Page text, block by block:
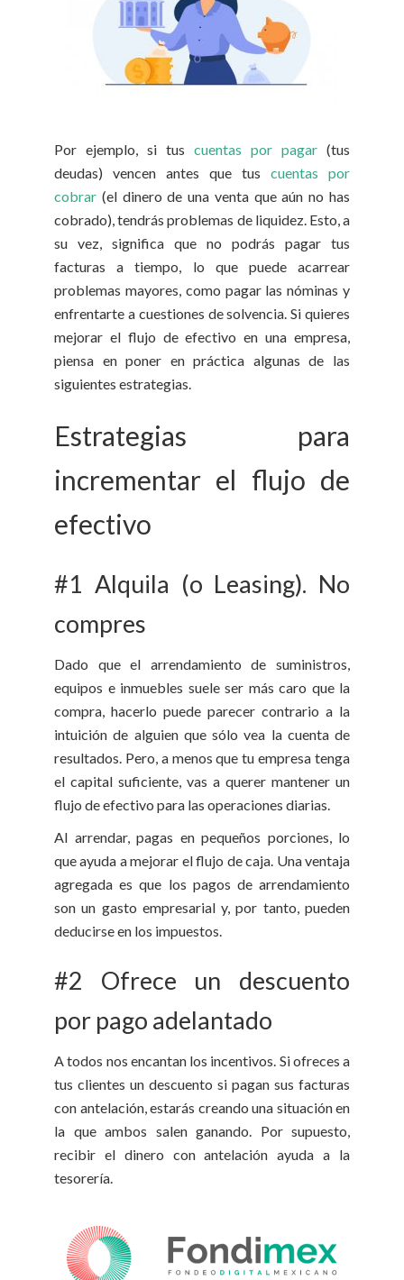
Por ejemplo, si tus cuentas por pagar (tus
deudas) vencen antes que tus cuentas por
cobrar (el dinero de una venta que aún no has
cobrado), tendrás problemas de liquidez. Esto, a
su vez, significa que no podrás pagar tus
facturas a tiempo, lo que puede acarrear
problemas mayores, como pagar las nóminas y
enfrentarte a cuestiones de solvencia. Si quieres
mejorar el flujo de efectivo en una empresa,
piensa en poner en práctica algunas de las
siguientes estrategias.
Estrategias para
incrementar el flujo de
efectivo
#1 Alquila (o Leasing). No
compres
Dado que el arrendamiento de suministros,
equipos e inmuebles suele ser más caro que la
compra, hacerlo puede parecer contrario a la
intuición de alguien que sólo vea la cuenta de
resultados. Pero, a menos que tu empresa tenga
el capital suficiente, vas a querer mantener un
flujo de efectivo para las operaciones diarias.
Al arrendar, pagas en pequeños porciones, lo
que ayuda a mejorar el flujo de caja. Una ventaja
agregada es que los pagos de arrendamiento
son un gasto empresarial y, por tanto, pueden
deducirse en los impuestos.
#2 Ofrece un descuento
por pago adelantado
A todos nos encantan los incentivos. Si ofreces a
tus clientes un descuento si pagan sus facturas
con antelación, estarás creando una situación en
la que ambos salen ganando. Por supuesto,
recibir el dinero con antelación ayuda a la
tesorería.